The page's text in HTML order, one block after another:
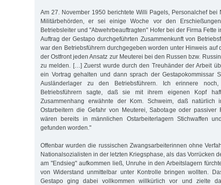
Am 27. November 1950 berichtete Willi Pagels, Personalchef bei
Militärbehörden, er sei einige Woche vor den
Betriebsleiter und "Abwehrbeauftragten" Hofer bei der Firma Fette
Auftrag der Gestapo durchgeführten Zusammenkunft von
war den Betriebsführern durchgegeben worden unter Hinweis auf
der Ostfront jeden Ansatz zur Meuterei bei den Russen bzw.
zu melden. […] Zuerst wurde durch den Treuhänder der Arbeit
ein Vortrag gehalten und dann sprach der Gestapokommissar
Ausländerlager zu den Betriebsführern. Ich erinnere
Betriebsführern sagte, daß sie mit ihrem eigenen Kopf
Zusammenhang erwähnte der Kom. Schweim, daß natürlich
Ostarbeitern die Gefahr von Meuterei, Sabotage oder passiver
wären bereits in männlichen Ostarbeiterlagern Stichwaffen
gefunden worden."
Offenbar wurden die russischen Zwangsarbeiterinnen ohne
Nationalsozialisten in der letzten Kriegsphase, als das Vorrücken
am "Endsieg" aufkommen ließ, Unruhe in den Arbeitslagern
von Widerstand unmittelbar unter Kontrolle bringen wollten.
Gestapo ging dabei vollkommen willkürlich vor und zielte